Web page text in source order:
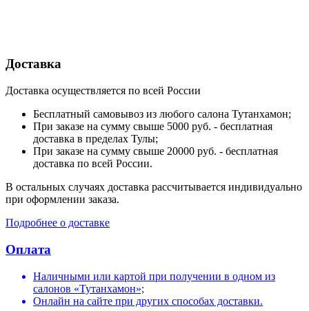
Доставка
Доставка осуществляется по всей России
Бесплатный самовывоз из любого салона Тутанхамон;
При заказе на сумму свыше 5000 руб. - бесплатная
доставка в пределах Тулы;
При заказе на сумму свыше 20000 руб. - бесплатная
доставка по всей России.
В остальных случаях доставка рассчитывается индивидуально
при оформлении заказа.
Подробнее о доставке
Оплата
Наличными или картой при получении в одном из
салонов «Тутанхамон»;
Онлайн на сайте при других способах доставки.